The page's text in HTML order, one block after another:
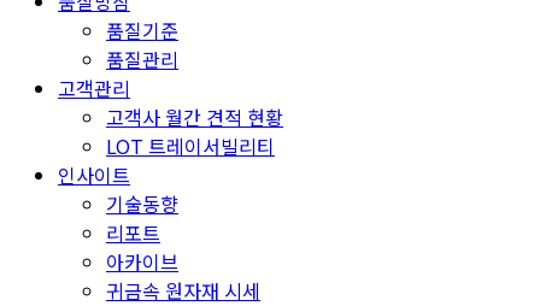
품질기준
품질관리
고객관리
고객사 월간 견적 현황
LOT 트레이서빌리티
인사이트
기술동향
리포트
아카이브
귀금속 원자재 시세